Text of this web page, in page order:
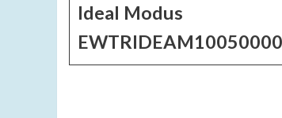
Ideal Modus